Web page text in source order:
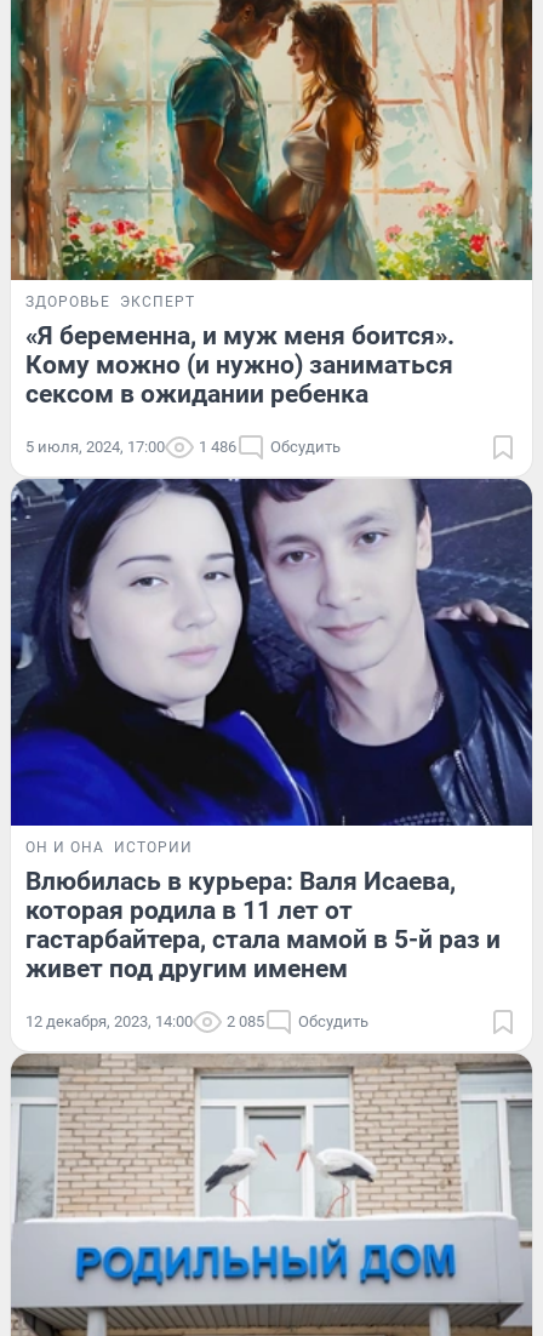
ЗДОРОВЬЕ ЭКСПЕРТ
«Я беременна, и муж меня боится».
Кому можно (и нужно) заниматься
сексом в ожидании ребенка
5 июля, 2024, 17:00 1 486 Обсудить
ОН И ОНА ИСТОРИИ
Влюбилась в курьера: Валя Исаева,
которая родила в 11 лет от
гастарбайтера, стала мамой в 5-й раз и
живет под другим именем
12 декабря, 2023, 14:00 2 085 Обсудить